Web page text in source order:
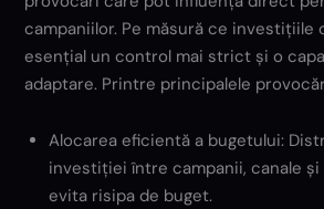
campaniilor. Pe măsură ce investițiile
esențial un control mai strict și o
adaptare. Printre principalele
Alocarea eficientă a bugetului:
investiției între campanii, canale
evita risipa de buget.